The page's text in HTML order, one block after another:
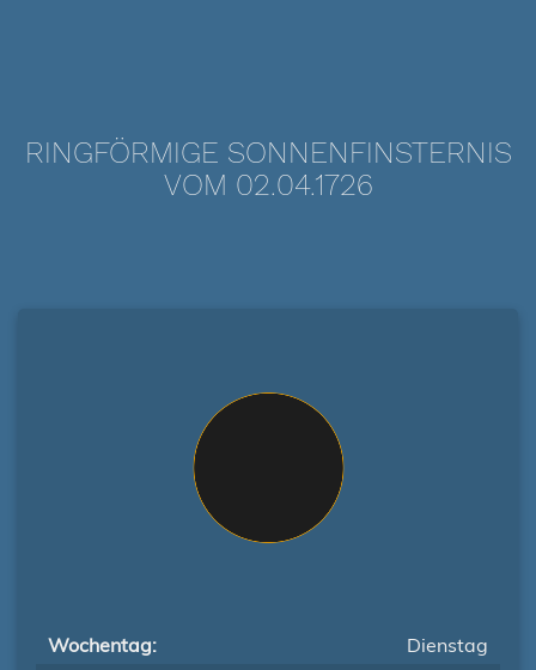
RINGFÖRMIGE SONNENFINSTERNIS
VOM 02.04.1726
Wochentag:
Dienstag